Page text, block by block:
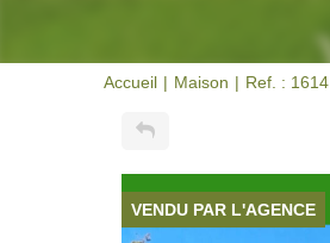
Accueil Maison Ref. : 1614
VENDU PAR L'AGENCE